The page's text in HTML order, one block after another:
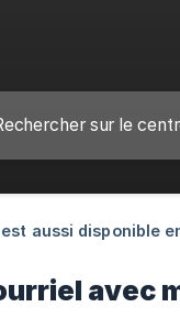
aussi disponible
avec